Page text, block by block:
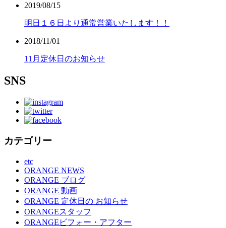
2019/08/15
明日１６日より通常営業いたします！！
2018/11/01
11月定休日のお知らせ
SNS
カテゴリー
etc
ORANGE NEWS
ORANGE ブログ
ORANGE 動画
ORANGE 定休日の お知らせ
ORANGEスタッフ
ORANGEビフォー・アフター